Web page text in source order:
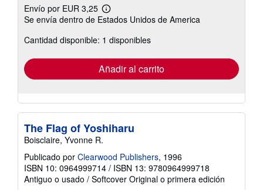
Envío por EUR 3,25
Más
información
las
tarifas
envío
Se envía dentro de Estados Unidos de America
Cantidad disponible: 1 disponibles
Añadir al carrito
The Flag of Yoshiharu
Boisclaire, Yvonne R.
Publicado por Clearwood Publishers, 1996
ISBN 10: 0964999714 / ISBN 13: 9780964999718
Antiguo o usado / Softcover Original o primera edición